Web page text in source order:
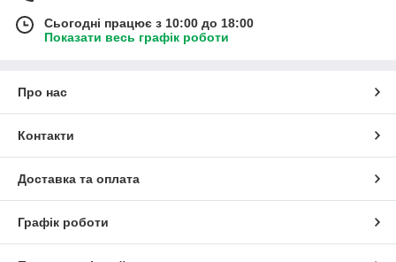
Сьогодні працює з 10:00 до 18:00
Показати весь графік роботи
Про нас
Контакти
Доставка та оплата
Графік роботи